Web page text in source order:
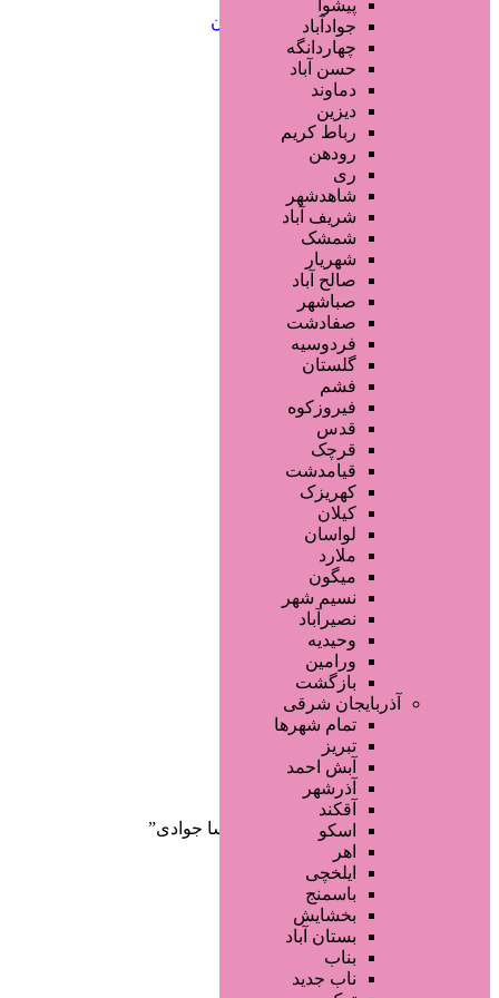
خدمات تناسب اندام و زیبایی بدن
خدمات پوست و زیبایی
خدمات ویژه و سیار
خدمات ناخن
خدمات مو
سایر خدمات
پیشوا
جوادآباد
چهاردانگه
حسن آباد
دماوند
دیزین
رباط کریم
رودهن
ری
شاهدشهر
شریف آباد
شمشک
شهریار
صالح آباد
صباشهر
صفادشت
فردوسیه
گلستان
فشم
فیروزکوه
قدس
قرچک
قیامدشت
کهریزک
کیلان
لواسان
ملارد
میگون
نسیم شهر
نصیرآباد
وحیدیه
ورامین
بازگشت
آذربایجان شرقی
تمام شهر‌ها
تبریز
آبش احمد
آذرشهر
آقکند
اسکو
اهر
ایلخچی
باسمنج
بخشایش
بستان آباد
بناب
ناب جدید
صفحه اصلی
آگهی انبوه
طراحی سایت
صفحه اختصاصی
لیست سایتهای تبلیغاتی
دسته‌بندی‌ها
/ محصولات برچسب خورده “پریسا جوادی”